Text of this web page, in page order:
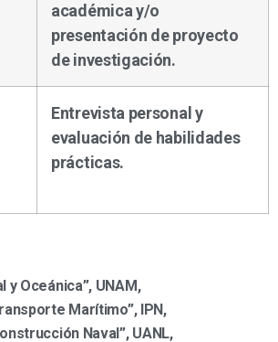
académica y/o
presentación de proyecto
de investigación.
Entrevista personal y
evaluación de habilidades
prácticas.
y Oceánica”, UNAM,
Marítimo”, IPN,
Naval”, UANL,